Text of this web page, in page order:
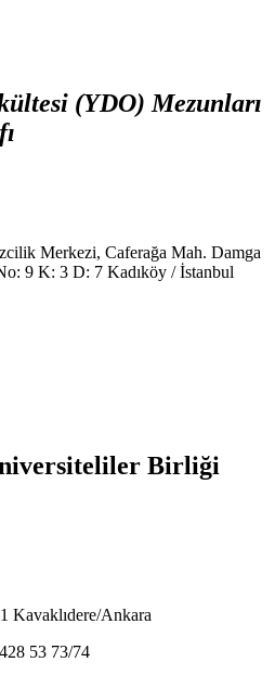
(YDO) Mezunları
Merkezi, Caferağa Mah. Damga
9 K: 3 D: 7 Kadıköy / İstanbul
Birliği
Kavaklıdere/Ankara
53 73/74